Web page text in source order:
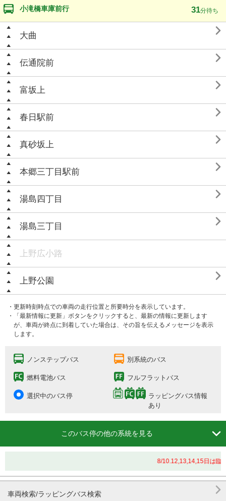
小滝橋車庫前行 31分待ち
大曲 
伝通院前 
富坂上 
春日駅前 
真砂坂上 
本郷三丁目駅前 
湯島四丁目 
湯島三丁目 
上野広小路
上野公園 
・更新時刻時点での車両の走行位置と所要時分を表示しています。
・「最新情報に更新」ボタンをクリックすると、最新の情報に更新します
が、車両が終点に到着していた場合は、その旨を伝えるメッセージを表示
します。
ノンステップバス 別系統のバス
燃料電池バス フルフラットバス
選択中のバス停
ラッピングバス情報
あり
このバス停の他の系統を見る 
8/10.12,13,14,15日は臨
車両検索/ラッピングバス検索 